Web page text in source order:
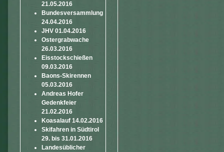
21.05.2016
Bundesversammlung
24.04.2016
JHV 01.04.2016
Ostergrabwache
26.03.2016
Eisstockschießen
09.03.2016
Baons-Skirennen
05.03.2016
Andreas Hofer
Gedenkfeier
21.02.2016
Koasalauf 14.02.2016
Skifahren in Südtirol
29. bis 31.01.2016
Landesüblicher